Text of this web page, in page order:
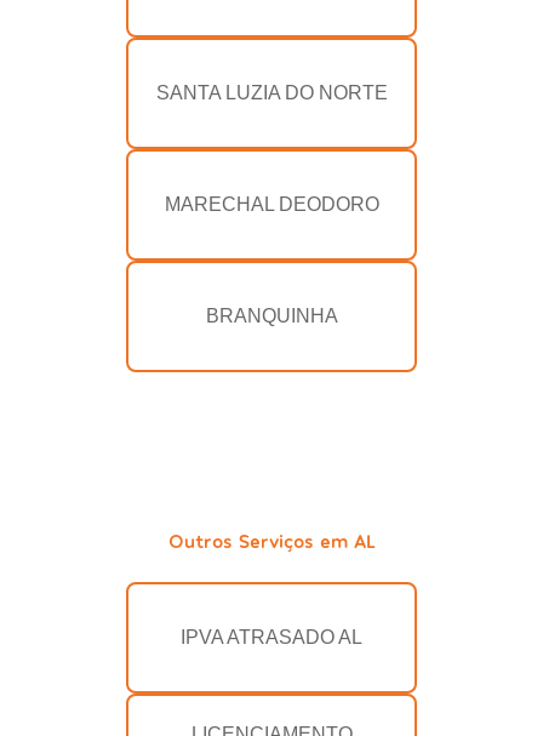
SANTA LUZIA DO NORTE
MARECHAL DEODORO
BRANQUINHA
Outros Serviços em AL
IPVA ATRASADO AL